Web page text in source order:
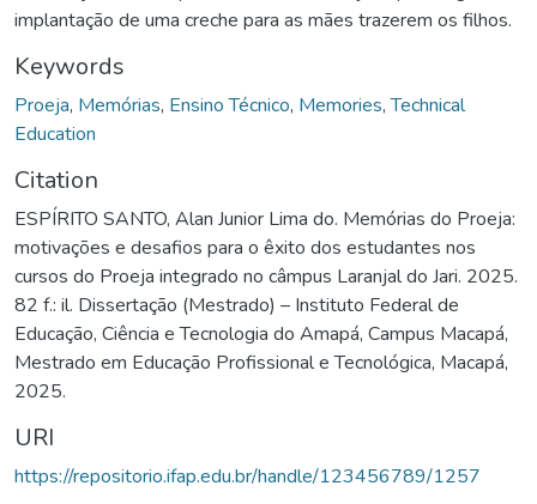
implantação de uma creche para as mães trazerem os filhos.
Keywords
Proeja, Memórias, Ensino Técnico, Memories,Technical
Education
Citation
ESPÍRITO SANTO, Alan Junior Lima do. Memórias do Proeja:
motivações e desafios para o êxito dos estudantes nos
cursos do Proeja integrado no câmpus Laranjal do Jari. 2025.
82 f.: il. Dissertação (Mestrado) – Instituto Federal de
Educação, Ciência e Tecnologia do Amapá, Campus Macapá,
Mestrado em Educação Profissional e Tecnológica, Macapá,
2025.
URI
https://repositorio.ifap.edu.br/handle/123456789/1257